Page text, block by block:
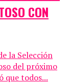
CON
la Selección
del próximo
que todos...